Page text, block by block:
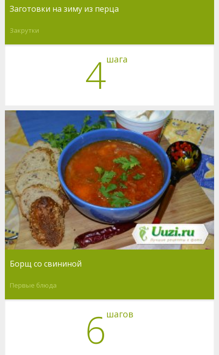
Заготовки на зиму из перца
Закрутки
4шага
Борщ со свининой
Первые блюда
6 шагов